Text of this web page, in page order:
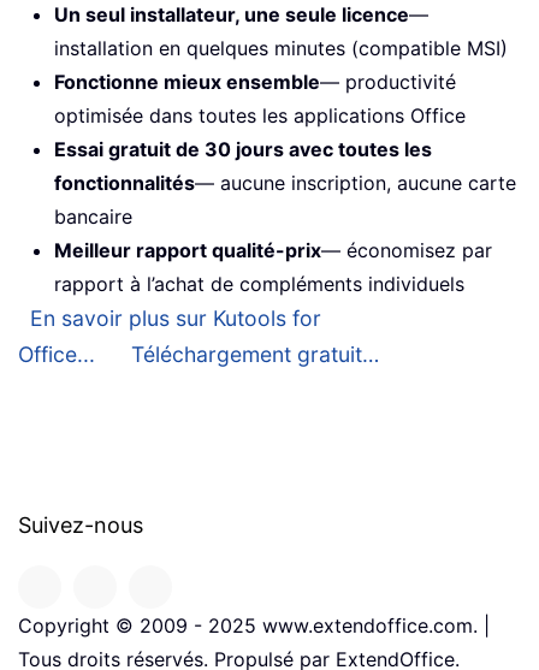
Un seul installateur, une seule licence—
installation en quelques minutes (compatible MSI)
Fonctionne mieux ensemble— productivité
optimisée dans toutes les applications Office
Essai gratuit de 30 jours avec toutes les
fonctionnalités— aucune inscription, aucune carte
bancaire
Meilleur rapport qualité-prix— économisez par
rapport à l’achat de compléments individuels
En savoir plus sur Kutools for
Office...
Téléchargement gratuit…
Suivez-nous
Copyright © 2009 - 2025 www.extendoffice.com. |
Tous droits réservés. Propulsé par ExtendOffice.